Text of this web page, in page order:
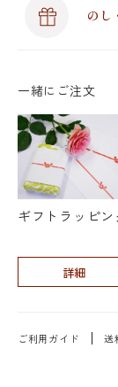
のし
一緒にご注文
ギフトラッピン
詳細
ご利用ガイド 送